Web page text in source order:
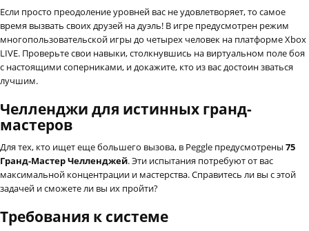
Если просто преодоление уровней вас не удовлетворяет, то самое
время вызвать своих друзей на дуэль! В игре предусмотрен режим
многопользовательской игры до четырех человек на платформе Xbox
LIVE. Проверьте свои навыки, столкнувшись на виртуальном поле боя
с настоящими соперниками, и докажите, кто из вас достоин зваться
лучшим.
Челленджи для истинных гранд-
мастеров
Для тех, кто ищет еще большего вызова, в Peggle предусмотрены 75
Гранд-Мастер Челленджей. Эти испытания потребуют от вас
максимальной концентрации и мастерства. Справитесь ли вы с этой
задачей и сможете ли вы их пройти?
Требования к системе